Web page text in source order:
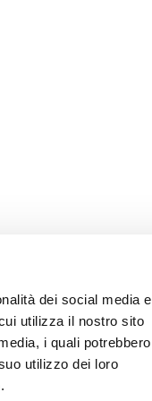
dei social media e
utilizza il nostro sito
i quali potrebbero
utilizzo dei loro